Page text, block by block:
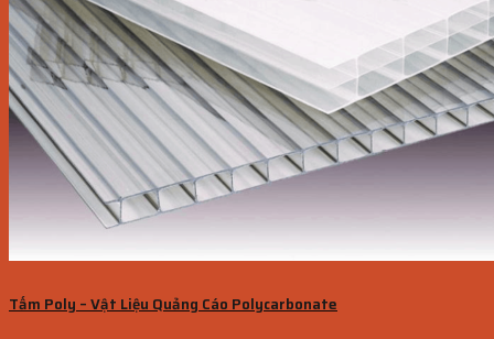
Tấm Poly – Vật Liệu Quảng Cáo Polycarbonate